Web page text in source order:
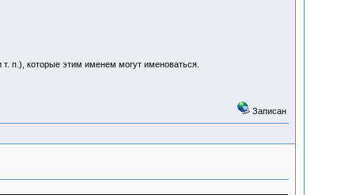
п.), которые этим именем могут именоваться.
Записан